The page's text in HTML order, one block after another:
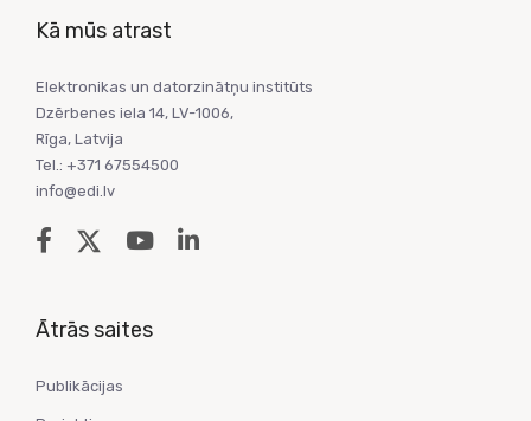
Kā mūs atrast
Elektronikas un datorzinātņu institūts
Dzērbenes iela 14, LV-1006,
Rīga, Latvija
Tel.: +371 67554500
info@edi.lv
Ātrās saites
Publikācijas